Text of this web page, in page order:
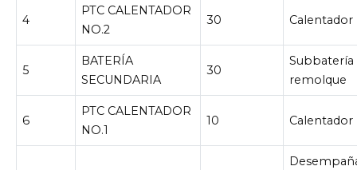
4
PTC CALENTADOR
NO.2
30 Calentador
5
BATERÍA
SECUNDARIA
30
Subbatería
remolque
6
PTC CALENTADOR
NO.1
10 Calentador